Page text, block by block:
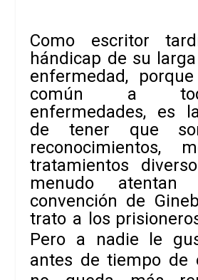
Como escritor
hándicap de su larga
enfermedad,
común a
enfermedades, es
de tener que
reconocimientos,
tratamientos
menudo
convención de
trato a los
Pero a nadie le
antes de tiempo de